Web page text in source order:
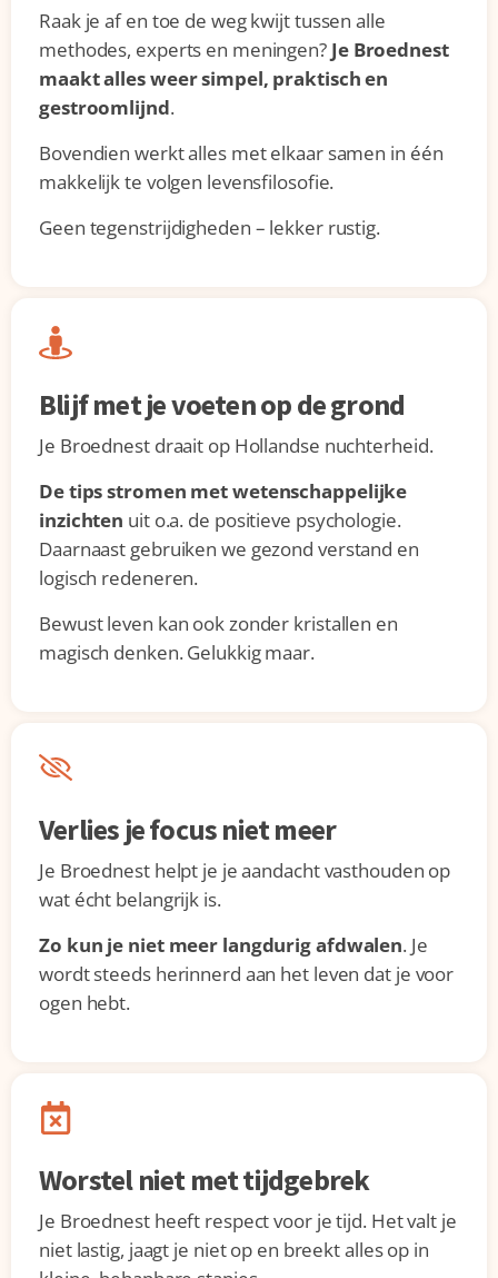
Raak je af en toe de weg kwijt tussen alle
methodes, experts en meningen? Je Broednest
maakt alles weer simpel, praktisch en
gestroomlijnd.
Bovendien werkt alles met elkaar samen in één
makkelijk te volgen levensfilosofie.
Geen tegenstrijdigheden – lekker rustig.
Blijf met je voeten op de grond
Je Broednest draait op Hollandse nuchterheid.
De tips stromen met wetenschappelijke
inzichten uit o.a. de positieve psychologie.
Daarnaast gebruiken we gezond verstand en
logisch redeneren.
Bewust leven kan ook zonder kristallen en
magisch denken. Gelukkig maar.
Verlies je focus niet meer
Je Broednest helpt je je aandacht vasthouden op
wat écht belangrijk is.
Zo kun je niet meer langdurig afdwalen. Je
wordt steeds herinnerd aan het leven dat je voor
ogen hebt.
Worstel niet met tijdgebrek
Je Broednest heeft respect voor je tijd. Het valt je
niet lastig, jaagt je niet op en breekt alles op in